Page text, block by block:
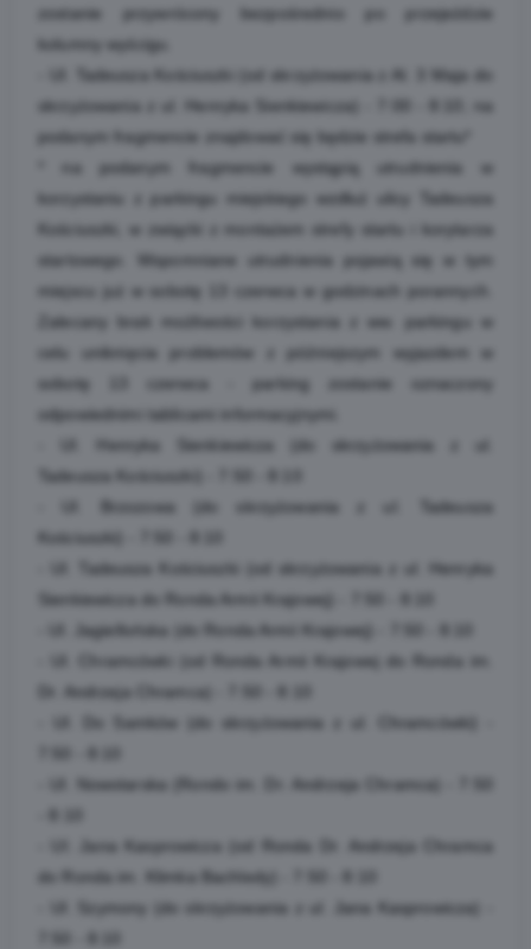
zostanie przywrócony bezpośrednio po przejeździe
kolumny wyścigu.
- Ul. Tadeusza Kościuszki (od skrzyżowania z Al. 3 Maja do
skrzyżowania z ul. Henryka Sienkiewicza) - 7:00 - 8:10; na
podanym fragmencie znajdować się będzie strefa startu*
* na podanym fragmencie wystąpią utrudnienia w
korzystaniu z parkingu miejskiego wzdłuż ulicy Tadeusza
Kościuszki, w związki z montażem strefy startu i korytarza
startowego. Wspomniane utrudnienia pojawią się w tym
miejscu już w sobotę 13 czerwca w godzinach porannych.
Zalecany brak możliwości korzystania z ww. parkingu w
celu uniknięcia problemów z późniejszym wyjazdem w
sobotę 13 czerwca - parking zostanie oznaczony
odpowiednimi tablicami informacyjnymi.
- Ul. Henryka Sienkiewicza (do skrzyżowania z ul.
Tadeusza Kościuszki) - 7:50 - 8:10
- Ul. Brzozowa (do skrzyżowania z ul. Tadeusza
Kościuszki) - 7:50 - 8:10
- Ul. Tadeusza Kościuszki (od skrzyżowania z ul. Henryka
Sienkiewicza do Ronda Armii Krajowej) - 7:50 - 8:10
- Ul. Jagiellońska (do Ronda Armii Krajowej) - 7:50 - 8:10
- Ul. Chramcówki (od Ronda Armii Krajowej do Ronda im.
Dr. Andrzeja Chramca) - 7:50 - 8:10
- Ul. Do Samków (do skrzyżowania z ul. Chramcówki) -
- Ul. Nowotarska (Rondo im. Dr. Andrzeja Chramca) - 7:50
- Ul. Jana Kasprowicza (od Ronda Dr. Andrzeja Chramca
do Ronda im. Klimka Bachledy) - 7:50 - 8:10
- Ul. Szymony (do skrzyżowania z ul. Jana Kasprowicza) -